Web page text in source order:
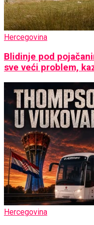
Hercegovina
Blidinje pod
sve veći problem,
Hercegovina